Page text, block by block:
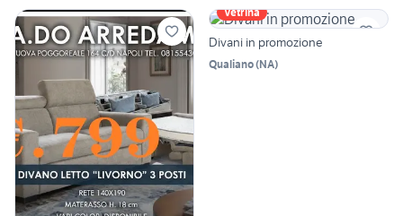
Vetrina
Divani in promozione
Qualiano(NA)